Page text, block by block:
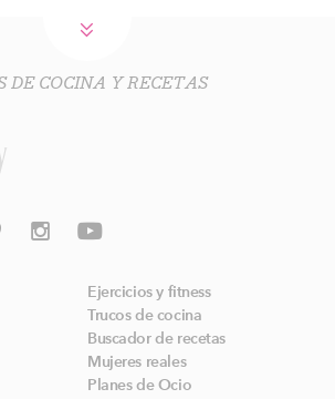
DE COCINA Y RECETAS
Ejercicios y fitness
Trucos de cocina
Buscador de recetas
Mujeres reales
Planes de Ocio